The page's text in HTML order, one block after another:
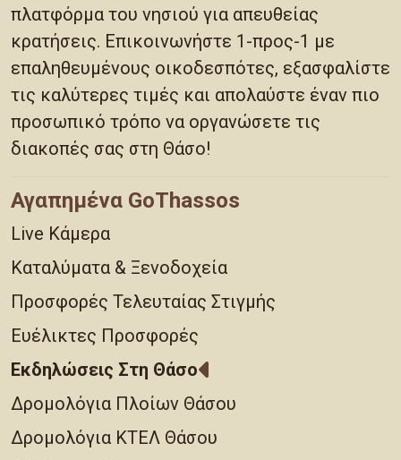
πλατφόρμα του νησιού για απευθείας
κρατήσεις. Επικοινωνήστε 1-προς-1 με
επαληθευμένους οικοδεσπότες, εξασφαλίστε
τις καλύτερες τιμές και απολαύστε έναν πιο
προσωπικό τρόπο να οργανώσετε τις
διακοπές σας στη Θάσο!
Αγαπημένα GoThassos
Live Κάμερα
Καταλύματα & Ξενοδοχεία
Προσφορές Τελευταίας Στιγμής
Ευέλικτες Προσφορές
Εκδηλώσεις Στη Θάσο
Δρομολόγια Πλοίων Θάσου
Δρομολόγια ΚΤΕΛ Θάσου